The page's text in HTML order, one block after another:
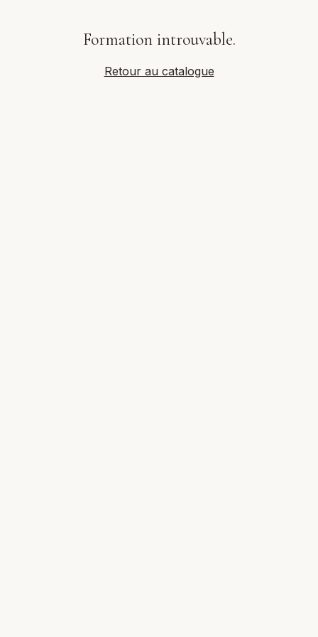
Formation introuvable.
Retour au catalogue